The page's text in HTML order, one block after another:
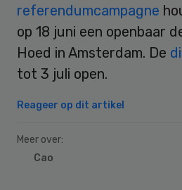
referendumcampagne
op 18 juni een openbaar
Hoed in Amsterdam. De
tot 3 juli open.
Reageer op dit artikel
Meer over:
Cao